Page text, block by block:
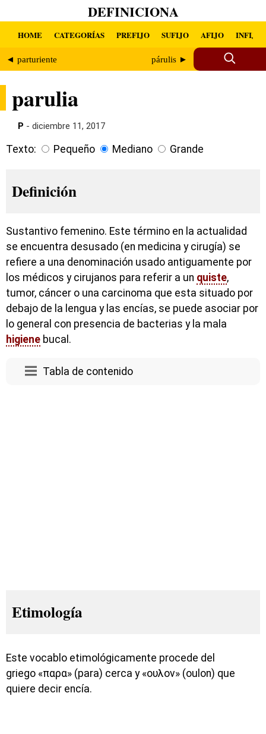
DEFINICIONA
HOME CATEGORÍAS PREFIJO SUFIJO AFIJO INFIJO
◄ parturiente párulis ►
parulia
P - diciembre 11, 2017
Texto: Pequeño Mediano Grande
Definición
Sustantivo femenino. Este término en la actualidad
se encuentra desusado (en medicina y cirugía) se
refiere a una denominación usado antiguamente por
los médicos y cirujanos para referir a un quiste,
tumor, cáncer o una carcinoma que esta situado por
debajo de la lengua y las encías, se puede asociar por
lo general con presencia de bacterias y la mala
higiene bucal.
Tabla de contenido
Etimología
Este vocablo etimológicamente procede del
griego «παρα» (para) cerca y «ουλον» (oulon) que
quiere decir encía.